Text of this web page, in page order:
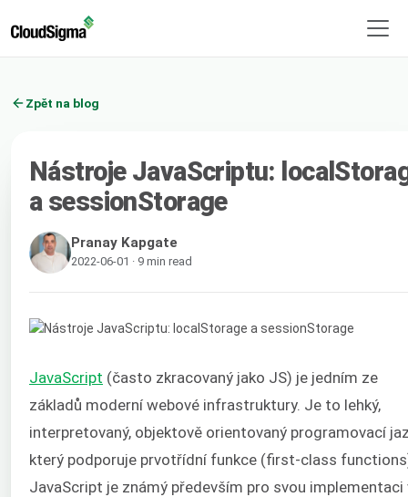
Zpět na blog
Nástroje JavaScriptu:
a sessionStorage
Pranay Kapgate
2022-06-01 · 9 min read
JavaScript (často zkracovaný jako JS) je jedním ze
základů moderní webové infrastruktury. Je to lehký,
interpretovaný, objektově orientovaný programovací
který podporuje prvotřídní funkce (first-class
JavaScript je známý především pro svou implementaci